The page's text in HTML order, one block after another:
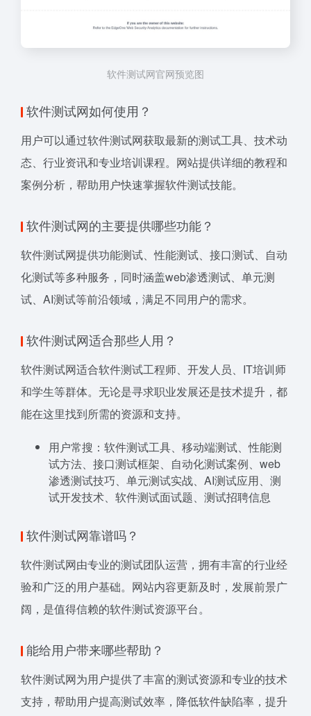
软件测试网官网预览图
软件测试网如何使用？
用户可以通过软件测试网获取最新的测试工具、技术动
态、行业资讯和专业培训课程。网站提供详细的教程和
案例分析，帮助用户快速掌握软件测试技能。
软件测试网的主要提供哪些功能？
软件测试网提供功能测试、性能测试、接口测试、自动
化测试等多种服务，同时涵盖web渗透测试、单元测
试、AI测试等前沿领域，满足不同用户的需求。
软件测试网适合那些人用？
软件测试网适合软件测试工程师、开发人员、IT培训师
和学生等群体。无论是寻求职业发展还是技术提升，都
能在这里找到所需的资源和支持。
用户常搜：软件测试工具、移动端测试、性能测
试方法、接口测试框架、自动化测试案例、web
渗透测试技巧、单元测试实战、AI测试应用、测
试开发技术、软件测试面试题、测试招聘信息
软件测试网靠谱吗？
软件测试网由专业的测试团队运营，拥有丰富的行业经
验和广泛的用户基础。网站内容更新及时，发展前景广
阔，是值得信赖的软件测试资源平台。
能给用户带来哪些帮助？
软件测试网为用户提供了丰富的测试资源和专业的技术
支持，帮助用户提高测试效率，降低软件缺陷率，提升